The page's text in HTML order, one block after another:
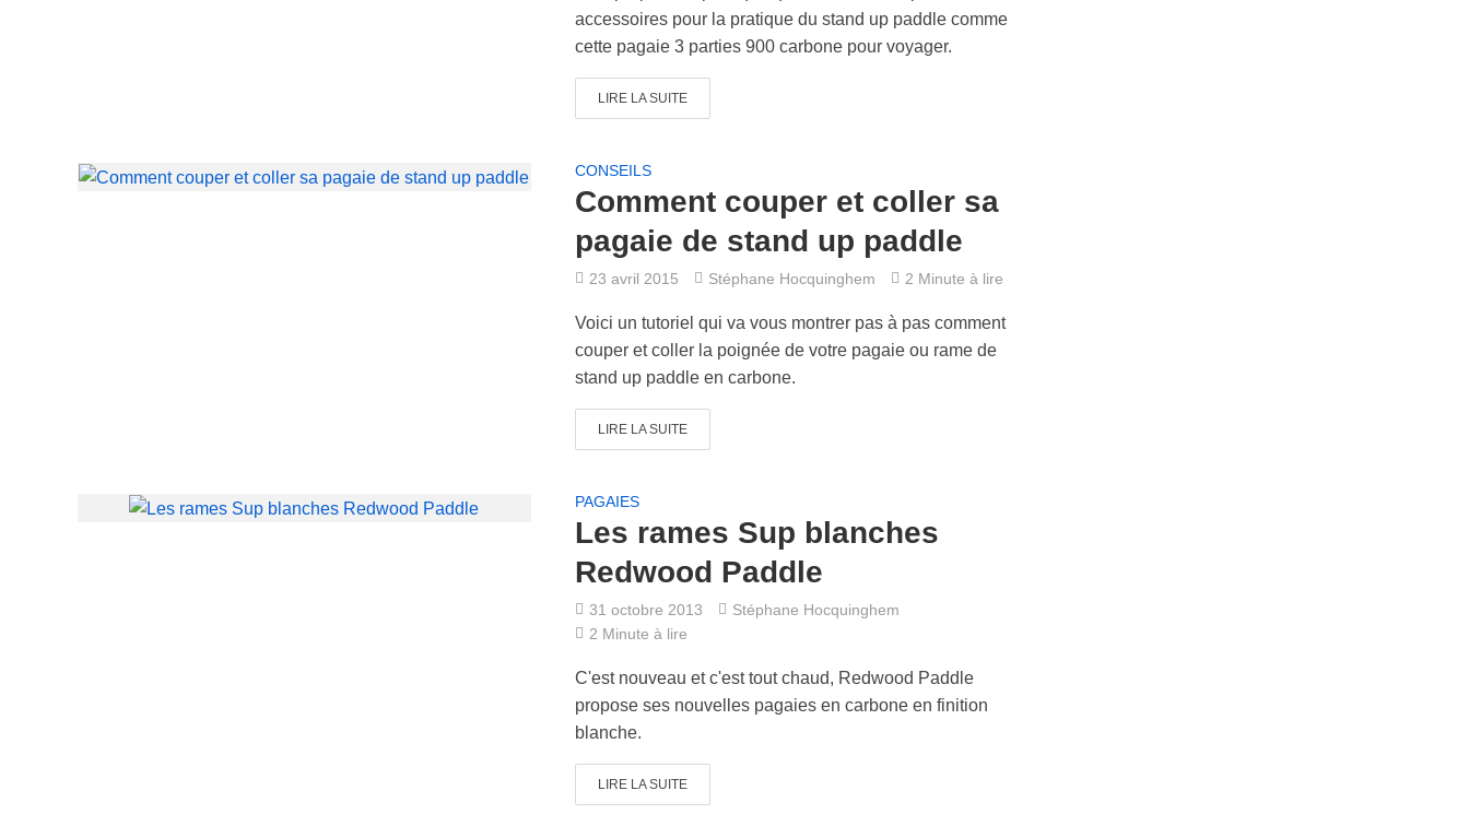
accessoires pour la pratique du stand up paddle comme
cette pagaie 3 parties 900 carbone pour voyager.
LIRE LA SUITE
CONSEILS
Comment couper et coller sa
pagaie de stand up paddle
23 avril 2015 Stéphane Hocquinghem 2 Minute à lire
Voici un tutoriel qui va vous montrer pas à pas comment
couper et coller la poignée de votre pagaie ou rame de
stand up paddle en carbone.
LIRE LA SUITE
PAGAIES
Les rames Sup blanches
Redwood Paddle
31 octobre 2013
Stéphane Hocquinghem
2 Minute à lire
C'est nouveau et c'est tout chaud, Redwood Paddle
propose ses nouvelles pagaies en carbone en finition
blanche.
LIRE LA SUITE